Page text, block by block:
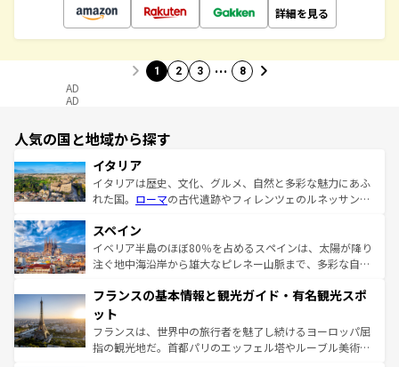
詳細を見る
1 2 3 … 8
AD
AD
人気の国と地域から探す
イタリア
イタリアは歴史、文化、グルメ、自然と多彩な魅力にあふ
れた国。 ローマの古代遺跡やフィレンツェのルネッサンス
ろん、トスカーナの美しい田園風景やアマルフィ海岸の絶
景など、自然景観も見逃せない。観光の合間には、本場の
ピザやパスタなど、絶品のイタリア料理を堪能することも
ませてくれるイタリアで、忘れられない旅をしてみよう！
なお、新着のイタリア情報は
しい。
スペイン
イベリア半島のほぼ80％を占めるスペインは、太陽が降り
注ぐ地中海沿岸から雄大なピレネー山脈まで、多彩な自然
文化が根付くこの国では、情熱的なフラメンコ、熱気あふ
れる闘牛、そして美味しいタパスが生活の一部となってい
る。首都マドリードの洗練された雰囲気や、バルセロナの
アートに溢れた街角から、地方では古代ローマ遺跡や中世
フランスの基本情報と観光ガイド・有名観光スポ
ット
フランスは、世界中の旅行者を魅了し続けるヨーロッパ屈
指の観光地だ。首都パリのエッフェル塔やルーブル美術館